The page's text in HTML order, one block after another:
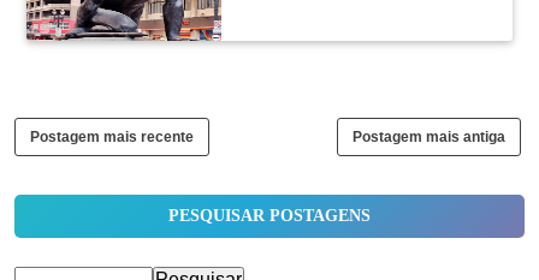
Postagem mais recente Postagem mais antiga
PESQUISAR POSTAGENS